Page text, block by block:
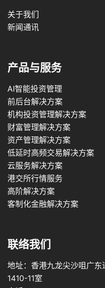
关于我们
新闻通讯
产品与服务
AI智能投资管理
前后台解决方案
机构投资管理解决方案
财富管理解决方案
资产管理解决方案
低延时高频交易解决方案
云服务解决方案
港交所行情服务
高阶解决方案
客制化金融解决方案
联络我们
地址：香港九龙尖沙咀广
1410-11室